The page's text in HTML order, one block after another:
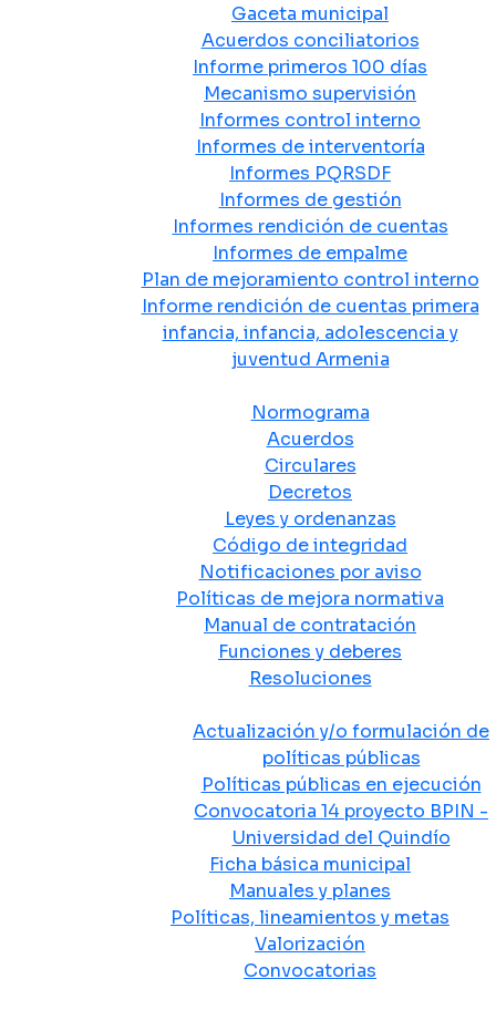
Gaceta municipal
Acuerdos conciliatorios
Informe primeros 100 días
Mecanismo supervisión
Informes control interno
Informes de interventoría
Informes PQRSDF
Informes de gestión
Informes rendición de cuentas
Informes de empalme
Plan de mejoramiento control interno
Informe rendición de cuentas primera
infancia, infancia, adolescencia y
juventud Armenia
Normograma
Acuerdos
Circulares
Decretos
Leyes y ordenanzas
Código de integridad
Notificaciones por aviso
Políticas de mejora normativa
Manual de contratación
Funciones y deberes
Resoluciones
Actualización y/o formulación de
políticas públicas
Políticas públicas en ejecución
Convocatoria 14 proyecto BPIN -
Universidad del Quindío
Ficha básica municipal
Manuales y planes
Políticas, lineamientos y metas
Valorización
Convocatorias